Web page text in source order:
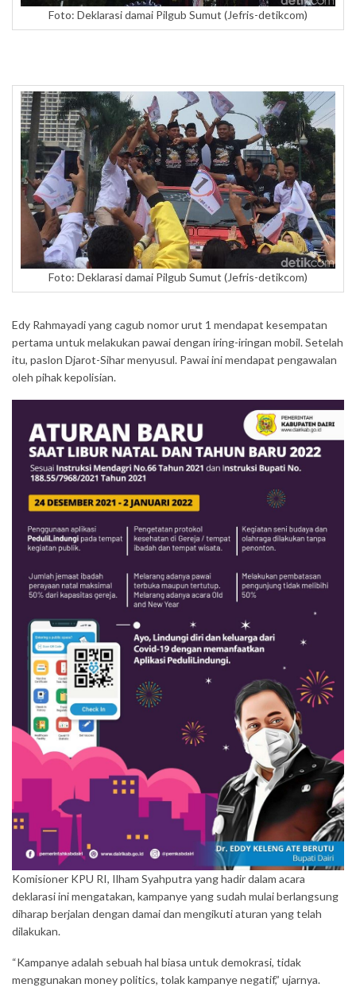
Foto: Deklarasi damai Pilgub Sumut (Jefris-detikcom)
Foto: Deklarasi damai Pilgub Sumut (Jefris-detikcom)
Edy Rahmayadi yang cagub nomor urut 1 mendapat kesempatan
pertama untuk melakukan pawai dengan iring-iringan mobil. Setelah
itu, paslon Djarot-Sihar menyusul. Pawai ini mendapat pengawalan
oleh pihak kepolisian.
Komisioner KPU RI, Ilham Syahputra yang hadir dalam acara
deklarasi ini mengatakan, kampanye yang sudah mulai berlangsung
diharap berjalan dengan damai dan mengikuti aturan yang telah
dilakukan.
“Kampanye adalah sebuah hal biasa untuk demokrasi, tidak
menggunakan money politics, tolak kampanye negatif,” ujarnya.